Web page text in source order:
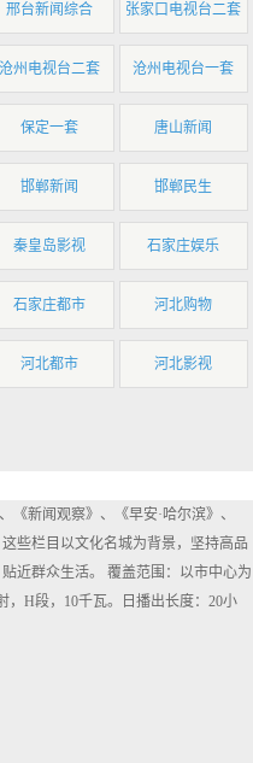
邢台新闻综合 张家口电视台二套
沧州电视台二套 沧州电视台一套
保定一套 唐山新闻
邯郸新闻 邯郸民生
秦皇岛影视 石家庄娱乐
石家庄都市 河北购物
河北都市 河北影视
《新闻观察》、《早安·哈尔滨》、
些栏目以文化名城为背景，坚持高品
近群众生活。 覆盖范围：以市中心为
，H段，10千瓦。日播出长度：20小